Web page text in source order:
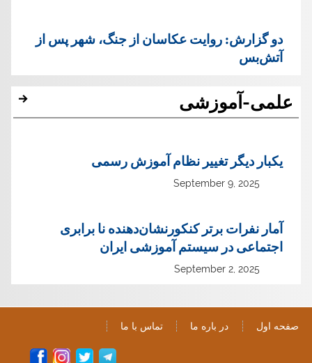
دو گزارش: روایت عکاسان از جنگ، شهر پس از
آتش‌بس
علمی-آموزشی
یک‏بار دیگر تغییر نظام آموزش رسمی
September 9, 2025
آمار نفرات برتر کنکورنشان‌دهنده نا برابری
اجتماعی در سیستم آموزشی ایران
September 2, 2025
صفحه اول در باره ما تماس با ما